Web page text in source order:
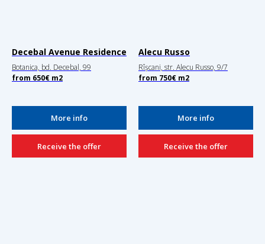
Decebal Avenue Residence
Botanica, bd. Decebal, 99
from 650€ m2
More info
Receive the offer
Alecu Russo
Rîșcani, str. Alecu Russo, 9/7
from 750€ m2
More info
Receive the offer